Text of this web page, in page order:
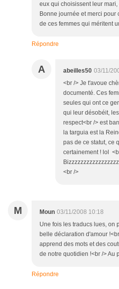
eux qui choisissent leur
Bonne journée et merci
de ces femmes qui méritent
Répondre
A abeilles50 03/11/
<br /> Je t'avoue
documenté. Ces
seules qui ont ce
qui leur désobéit,
respect<br /> est
la targuia est la
pas de ce statut, ce
certainement ! lol
<br />
M Moun 03/11/2008 10:18
Une fois les traducs lues, on
belle déclaration d'amour
apprend des mots et des
de notre quotidien !<br /> Au
Répondre